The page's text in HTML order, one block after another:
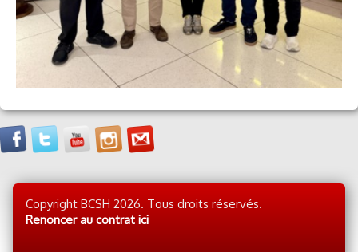
Copyright BCSH 2026. Tous droits réservés.
Renoncer au contrat ici